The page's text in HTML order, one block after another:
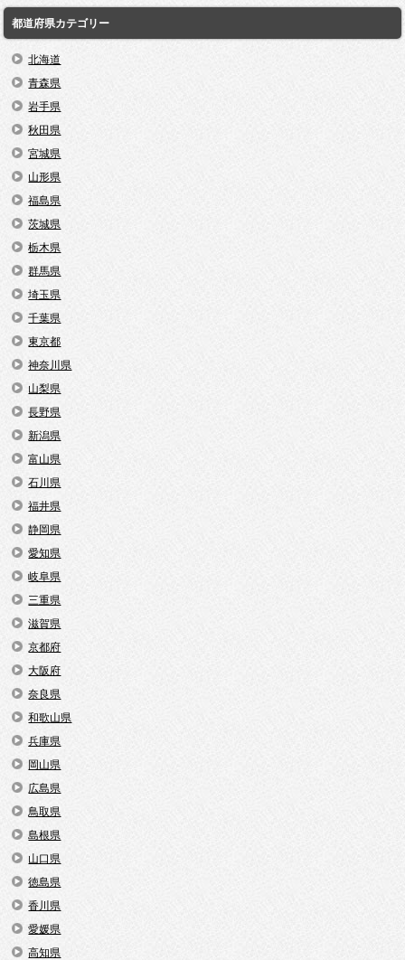
都道府県カテゴリー
北海道
青森県
岩手県
秋田県
宮城県
山形県
福島県
茨城県
栃木県
群馬県
埼玉県
千葉県
東京都
神奈川県
山梨県
長野県
新潟県
富山県
石川県
福井県
静岡県
愛知県
岐阜県
三重県
滋賀県
京都府
大阪府
奈良県
和歌山県
兵庫県
岡山県
広島県
鳥取県
島根県
山口県
徳島県
香川県
愛媛県
高知県